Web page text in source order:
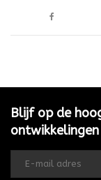
Blijf op de
ontwikkelingen